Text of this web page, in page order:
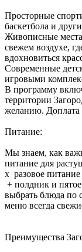
Просторные
баскетбола и
Живописные
свежем воздухе,
вдохновиться
Современные
игровыми
В программу
территории
желанию. Доплата
Питание:
Мы знаем, как
питание для
х разовое
+ полдник и
выбрать блюда по
меню всегда
Преимущества